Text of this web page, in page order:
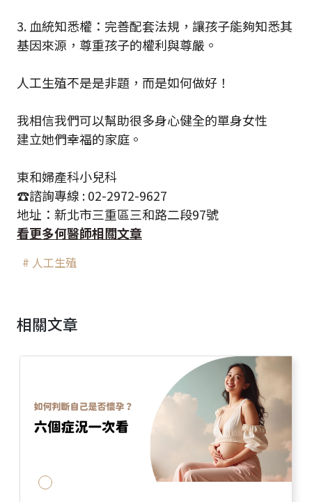
3. 血統知悉權：完善配套法規，讓孩子能夠知悉其
基因來源，尊重孩子的權利與尊嚴。
人工生殖不是是非題，而是如何做好！
我相信我們可以幫助很多身心健全的單身女性
建立她們幸福的家庭。
東和婦產科小兒科
☎️諮詢專線 : 02-2972-9627
地址：新北市三重區三和路二段97號
看更多何醫師相關文章
# 人工生殖
相關文章